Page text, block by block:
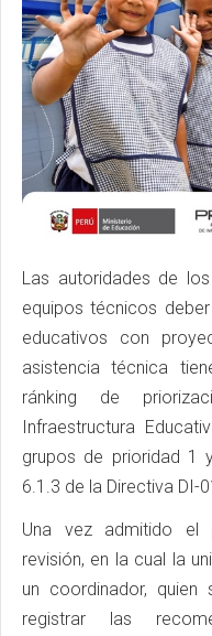
Las autoridades de
equipos técnicos
educativos con
asistencia técnica
ránking de
Infraestructura
grupos de prioridad 1
6.1.3 de la Directiva DI-
Una vez admitido el
revisión, en la cual la
un coordinador,
registrar las